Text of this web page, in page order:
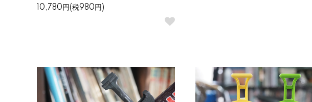
10,780円(税980円)